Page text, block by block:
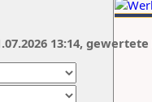
13:14,